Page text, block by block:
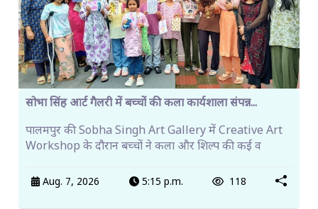
सोभा सिंह आर्ट गैलरी में बच्चों की कला कार्यशाला संपन्न...
पालमपुर की Sobha Singh Art Gallery में Creative Art
Workshop के दौरान बच्चों ने कला और शिल्प की कई व
Aug. 7, 2026 5:15 p.m. 118